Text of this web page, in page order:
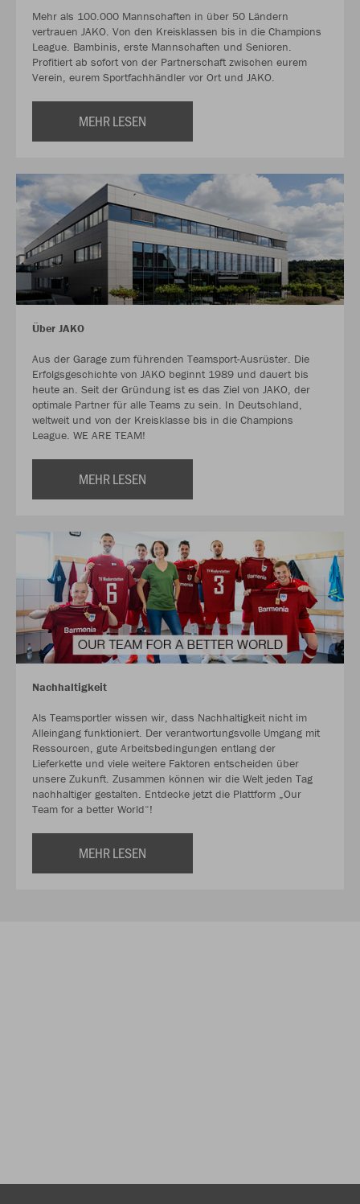
Mehr als 100.000 Mannschaften in über 50 Ländern
vertrauen JAKO. Von den Kreisklassen bis in die Champions
League. Bambinis, erste Mannschaften und Senioren.
Profitiert ab sofort von der Partnerschaft zwischen eurem
Verein, eurem Sportfachhändler vor Ort und JAKO.
MEHR LESEN
Über JAKO
Aus der Garage zum führenden Teamsport-Ausrüster. Die
Erfolgsgeschichte von JAKO beginnt 1989 und dauert bis
heute an. Seit der Gründung ist es das Ziel von JAKO, der
optimale Partner für alle Teams zu sein. In Deutschland,
weltweit und von der Kreisklasse bis in die Champions
League. WE ARE TEAM!
MEHR LESEN
Nachhaltigkeit
Als Teamsportler wissen wir, dass Nachhaltigkeit nicht im
Alleingang funktioniert. Der verantwortungsvolle Umgang mit
Ressourcen, gute Arbeitsbedingungen entlang der
Lieferkette und viele weitere Faktoren entscheiden über
unsere Zukunft. Zusammen können wir die Welt jeden Tag
nachhaltiger gestalten. Entdecke jetzt die Plattform „Our
Team for a better World“!
MEHR LESEN